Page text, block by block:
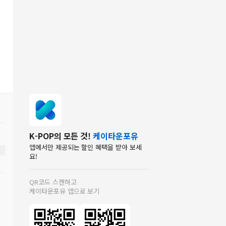
K-POP의 모든 것! 케이타운포유
앱에서만 제공되는 할인 혜택을 받아 보세
요!
QR코드 스캔하고
케이타운포유 앱으로 보기